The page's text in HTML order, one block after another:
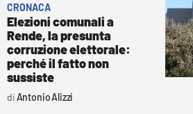
CRONACA
Elezioni comunali a
Rende, la presunta
corruzione elettorale:
perché il fatto non
sussiste
Antonio Alizzi